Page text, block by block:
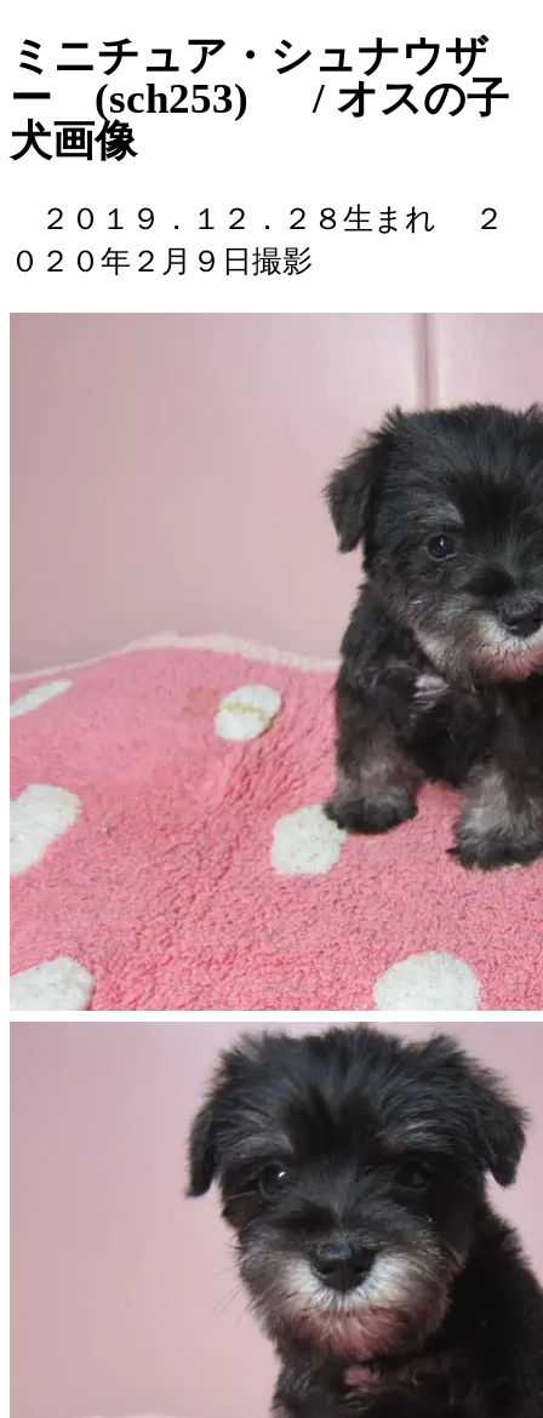
ミニチュア・シュナウザ
ー (sch253) / オスの子
犬画像
２０１９．１２．２８生まれ
２
０２０年２月９日撮影